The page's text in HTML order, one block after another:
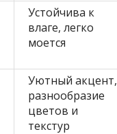
Устойчива к
влаге, легко
моется
Уютный акцент,
разнообразие
цветов и
текстур